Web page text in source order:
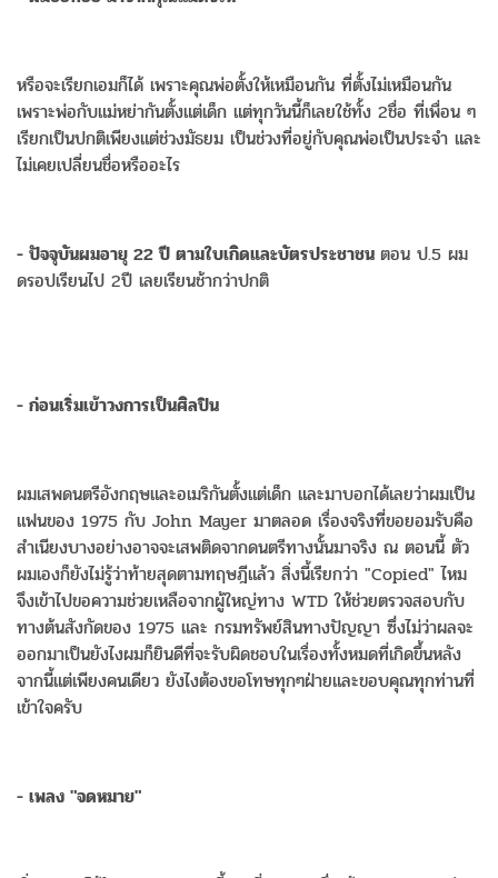
หรือจะเรียกเอมก็ได้ เพราะคุณพ่อตั้งให้เหมือนกัน ที่ตั้งไม่เหมือนกัน
เพราะพ่อกับแม่หย่ากันตั้งแต่เด็ก แต่ทุกวันนี้ก็เลยใช้ทั้ง 2ชื่อ ที่เพื่อน ๆ
เรียกเป็นปกติเพียงแต่ช่วงมัธยม เป็นช่วงที่อยู่กับคุณพ่อเป็นประจำ และ
ไม่เคยเปลี่ยนชื่อหรืออะไร
- ปัจจุบันผมอายุ 22 ปี ตามใบเกิดและบัตรประชาชน ตอน ป.5 ผม
ดรอปเรียนไป 2ปี เลยเรียนช้ากว่าปกติ
- ก่อนเริ่มเข้าวงการเป็นศิลปิน
ผมเสพดนตรีอังกฤษและอเมริกันตั้งแต่เด็ก และมาบอกได้เลยว่าผมเป็น
แฟนของ 1975 กับ John Mayer มาตลอด เรื่องจริงที่ขอยอมรับคือ
สำเนียงบางอย่างอาจจะเสพติดจากดนตรีทางนั้นมาจริง ณ ตอนนี้ ตัว
ผมเองก็ยังไม่รู้ว่าท้ายสุดตามทฤษฎีแล้ว สิ่งนี้เรียกว่า "Copied" ไหม
จึงเข้าไปขอความช่วยเหลือจากผู้ใหญ่ทาง WTD ให้ช่วยตรวจสอบกับ
ทางต้นสังกัดของ 1975 และ กรมทรัพย์สินทางปัญญา ซึ่งไม่ว่าผลจะ
ออกมาเป็นยังไงผมก็ยินดีที่จะรับผิดชอบในเรื่องทั้งหมดที่เกิดขึ้นหลัง
จากนี้แต่เพียงคนเดียว ยังไงต้องขอโทษทุกๆฝ่ายและขอบคุณทุกท่านที่
เข้าใจครับ
- เพลง "จดหมาย"